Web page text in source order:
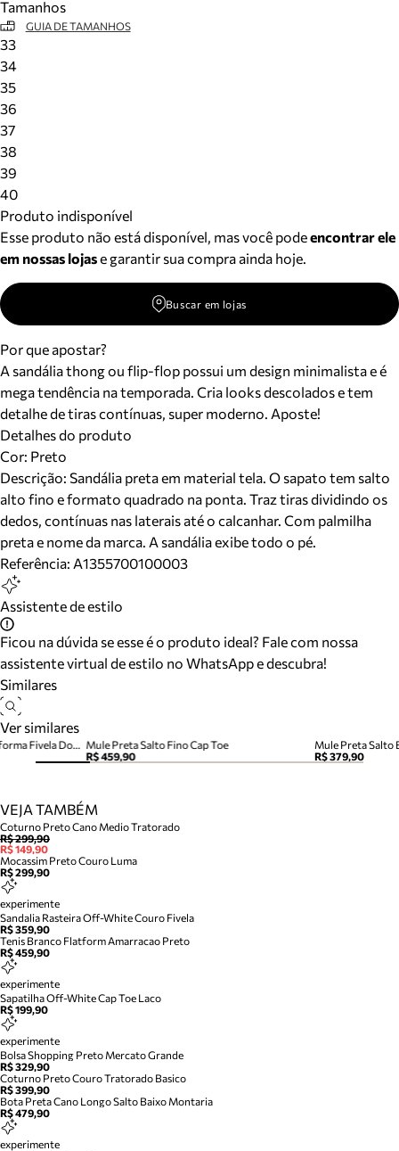
Tamanhos
GUIA DE TAMANHOS
33
34
35
36
37
38
39
40
Produto indisponível
Esse produto não está disponível, mas você podeencontrar ele
em nossas lojase garantir sua compra ainda hoje.
Buscar em lojas
Por que apostar?
A sandália thong ou flip-flop possui um design minimalista e é
mega tendência na temporada. Cria looks descolados e tem
detalhe de tiras contínuas, super moderno. Aposte!
Detalhes do produto
Cor: Preto
Descrição: Sandália preta em material tela. O sapato tem salto
alto fino e formato quadrado na ponta. Traz tiras dividindo os
dedos, contínuas nas laterais até o calcanhar. Com palmilha
preta e nome da marca. A sandália exibe todo o pé.
Referência: A1355700100003
Assistente de estilo
Ficou na dúvida se esse é o produto ideal? Fale com nossa
assistente virtual de estilo no WhatsApp e descubra!
Similares
Ver similares
Mule Preta Salto Fino Cap Toe
R$ 459,90
Mule Preta Salto
R$ 379,90
Mule Preta Acamurçada Plataforma Fivela Dourada
VEJA TAMBÉM
Coturno Preto Cano Medio Tratorado
R$ 299,90
R$ 149,90
Mocassim Preto Couro Luma
R$ 299,90
experimente
Sandalia Rasteira Off-White Couro Fivela
R$ 359,90
Tenis Branco Flatform Amarracao Preto
R$ 459,90
experimente
Sapatilha Off-White Cap Toe Laco
R$ 199,90
experimente
Bolsa Shopping Preto Mercato Grande
R$ 329,90
Coturno Preto Couro Tratorado Basico
R$ 399,90
Bota Preta Cano Longo Salto Baixo Montaria
R$ 479,90
experimente